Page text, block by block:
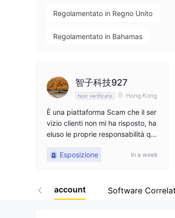
Regolamentato in Regno Unito
Regolamentato in Bahamas
Esecuzione Forex (STP)
Etichetta principale MT4
Etichetta principale MT5 cTrader
Alto rischio potenziale
智子科技927
Non verificato Hong Kong
È una piattaforma Scam che il ser
vizio clienti non mi ha risposto, ha
eluso le proprie responsabilità qu
mi ha hackerato per $22,700
Esposizione In a week
account Software